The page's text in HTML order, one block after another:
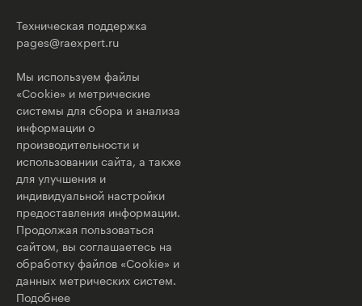
Техническая поддержка
pages@raexpert.ru
Мы используем файлы
«Cookie» и метрические
системы для сбора и анализа
информации о
производительности и
использовании сайта, а также
для улучшения и
индивидуальной настройки
предоставления информации.
Продолжая пользоваться
сайтом, вы соглашаетесь на
обработку файлов «Cookie» и
данных метрических систем.
Подобнее